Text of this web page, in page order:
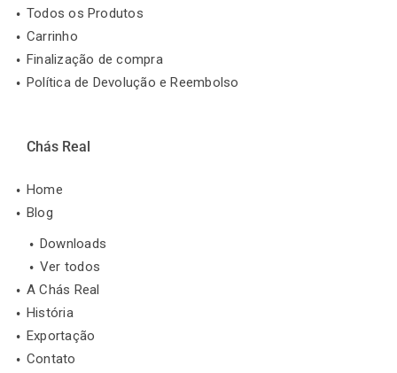
Todos os Produtos
Carrinho
Finalização de compra
Política de Devolução e Reembolso
Chás Real
Home
Blog
Downloads
Ver todos
A Chás Real
História
Exportação
Contato